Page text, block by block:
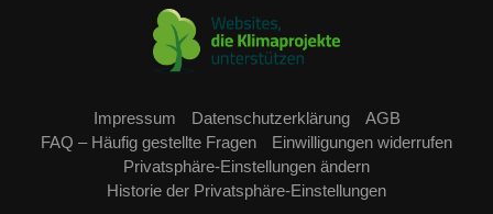
Impressum Datenschutzerklärung
AGB
FAQ – Häufig gestellte Fragen
Einwilligungen widerrufen
Privatsphäre-Einstellungen ändern
Historie der Privatsphäre-Einstellungen